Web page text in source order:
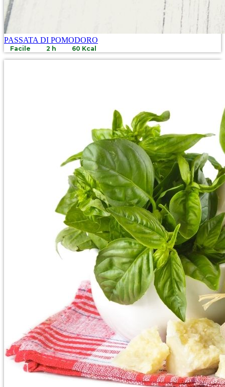
PASSATA DI POMODORO
Facile 2 h 60 Kcal